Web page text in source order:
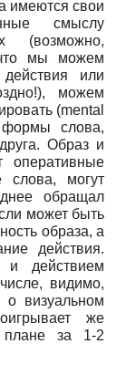
имеются свои
смыслу
(возможно,
что мы можем
или
можем
(mental
слова,
Образ и
оперативные
могут
обращал
может быть
образа, а
действия.
и действием
видимо,
визуальном
же
за 1-2